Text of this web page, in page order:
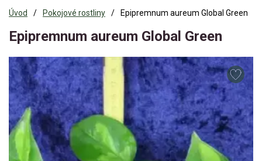
Úvod Pokojové rostliny Epipremnum aureum Global Green
Epipremnum aureum Global Green